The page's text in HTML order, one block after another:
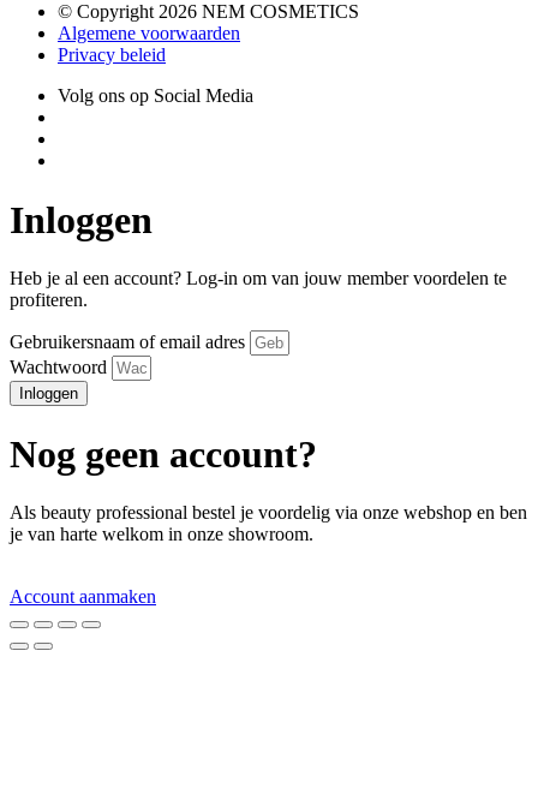
© Copyright 2026 NEM COSMETICS
Algemene voorwaarden
Privacy beleid
Volg ons op Social Media
Inloggen
Heb je al een account? Log-in om van jouw member voordelen te
profiteren.
Gebruikersnaam of email adres
Wachtwoord
Inloggen
Nog geen account?
Als beauty professional bestel je voordelig via onze webshop en ben
je van harte welkom in onze showroom.
Account aanmaken